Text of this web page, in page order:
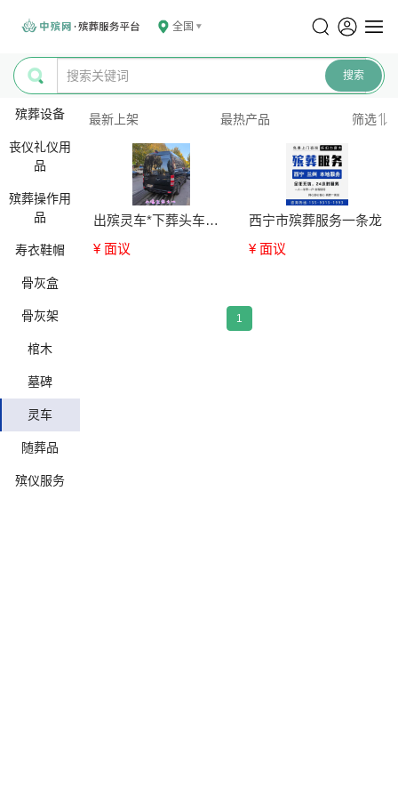
全国
殡葬设备
丧仪礼仪用
品
殡葬操作用
品
寿衣鞋帽
骨灰盒
骨灰架
棺木
墓碑
灵车
随葬品
殡仪服务
最新上架 最热产品 筛选
出殡灵车*下葬头车咨询
¥ 面议
西宁市殡葬服务一条龙
¥ 面议
1